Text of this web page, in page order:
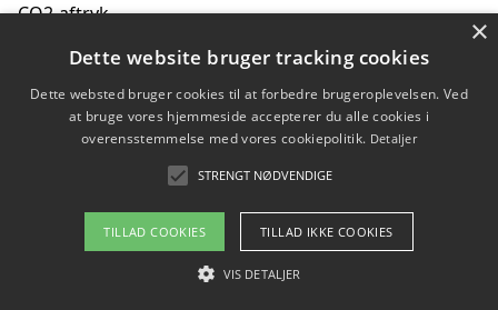
CO2-aftryk
Hvordan nyheder om CO2-udledning påvirker vores
hverdag
Om / kontakt
Blog Betingelser
×
Dette website bruger tracking cookies
Dette websted bruger cookies til at forbedre brugeroplevelsen. Ved
at bruge vores hjemmeside accepterer du alle cookies i
overensstemmelse med vores cookiepolitik. Detaljer
STRENGT NØDVENDIGE
TILLAD COOKIES TILLAD IKKE COOKIES
VIS DETALJER